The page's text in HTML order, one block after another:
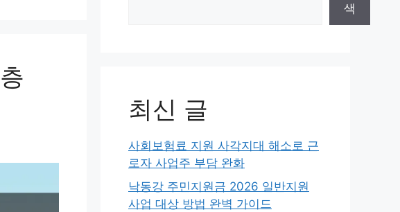
색
최신 글
사회보험료 지원 사각지대 해소로 근
로자 사업주 부담 완화
낙동강 주민지원금 2026 일반지원
사업 대상 방법 완벽 가이드